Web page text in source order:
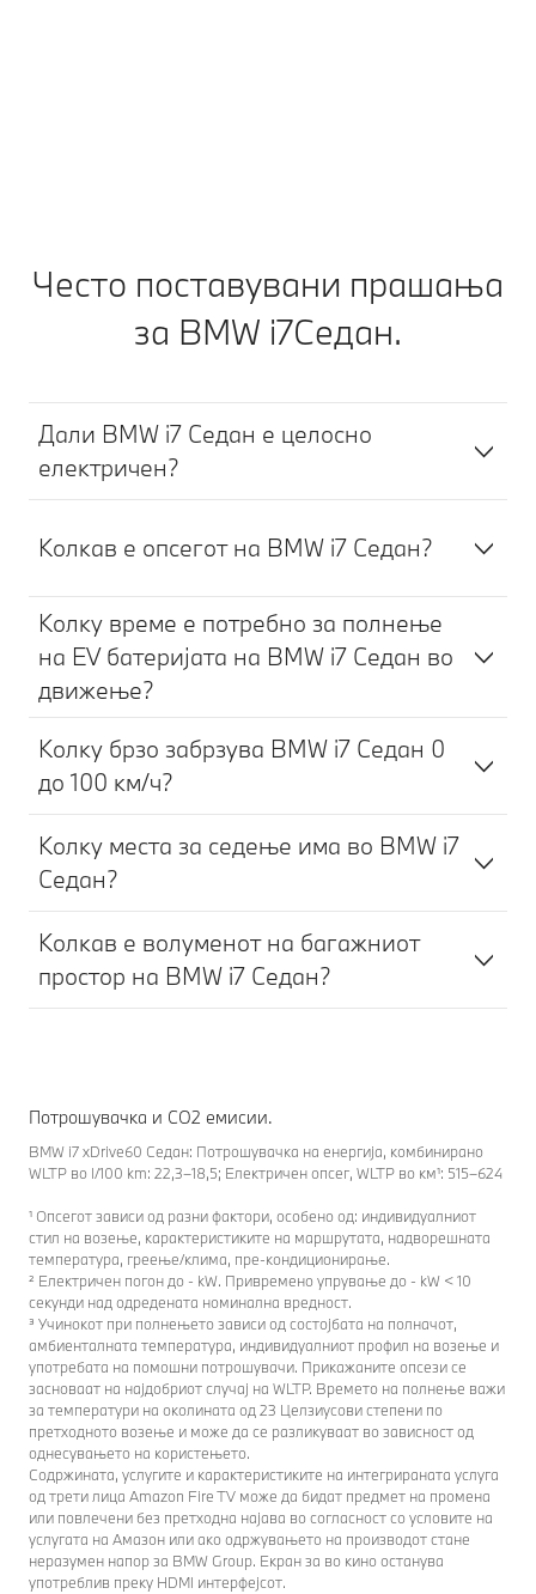
Често поставувани прашања
за BMW i7Седан.
Дали BMW i7 Седан е целосно
електричен?
Колкав е опсегот на BMW i7 Седан?
Колку време е потребно за полнење
на EV батеријата на BMW i7 Седан во
движење?
Колку брзо забрзува BMW i7 Седан 0
до 100 км/ч?
Колку места за седење има во BMW i7
Седан?
Колкав е волуменот на багажниот
простор на BMW i7 Седан?
Потрошувачка и CO2 емисии.
BMW i7 xDrive60 Седан: Потрошувачка на енергија, комбинирано
WLTP во l/100 km: 22,3–18,5; Електричен опсег, WLTP во км¹: 515–624
¹ Опсегот зависи од разни фактори, особено од: индивидуалниот
стил на возење, карактеристиките на маршрутата, надворешната
температура, греење/клима, пре-кондиционирање.
² Електричен погон до - kW. Привремено упрување до - kW < 10
секунди над одредената номинална вредност.
³ Учинокот при полнењето зависи од состојбата на полначот,
амбиенталната температура, индивидуалниот профил на возење и
употребата на помошни потрошувачи. Прикажаните опсези се
засноваат на најдобриот случај на WLTP. Времето на полнење важи
за температури на околината од 23 Целзиусови степени по
претходното возење и може да се разликуваат во зависност од
однесувањето на користењето.
Содржината, услугите и карактеристиките на интегрираната услуга
од трети лица Amazon Fire TV може да бидат предмет на промена
или повлечени без претходна најава во согласност со условите на
услугата на Амазон или ако одржувањето на производот стане
неразумен напор за BMW Group. Екран за во кино останува
употреблив преку HDMI интерфејсот.